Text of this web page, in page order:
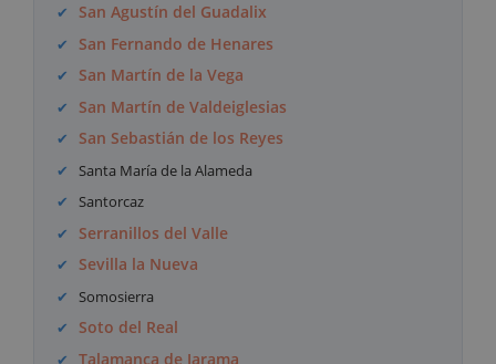
San Agustín del Guadalix
San Fernando de Henares
San Martín de la Vega
San Martín de Valdeiglesias
San Sebastián de los Reyes
Santa María de la Alameda
Santorcaz
Serranillos del Valle
Sevilla la Nueva
Somosierra
Soto del Real
Talamanca de Jarama